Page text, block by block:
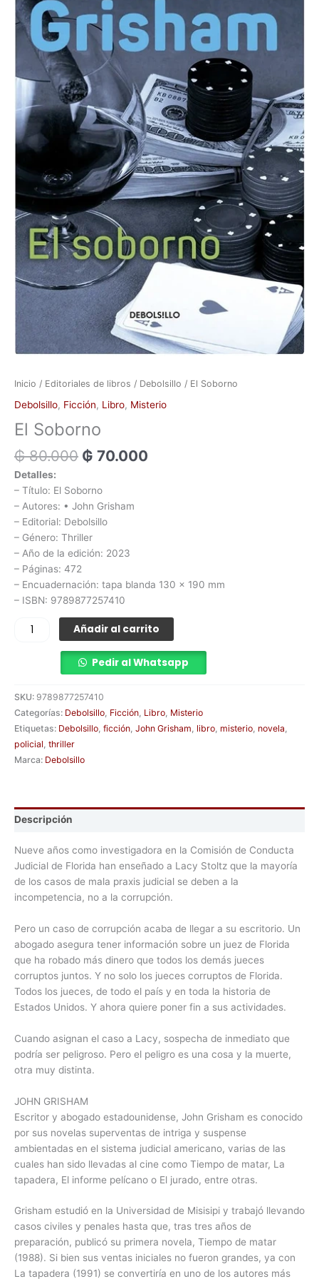
Inicio / Editoriales de libros / Debolsillo / El Soborno
Debolsillo, Ficción, Libro, Misterio
El Soborno
₲80.000 ₲ 70.000
Detalles:
– Título: El Soborno
– Autores: • John Grisham
– Editorial: Debolsillo
– Género: Thriller
– Año de la edición: 2023
– Páginas: 472
– Encuadernación: tapa blanda 130 x 190 mm
– ISBN: 9789877257410
Añadir al carrito
Pedir al Whatsapp
SKU: 9789877257410
Categorías: Debolsillo Ficción Libro Misterio
Etiquetas: Debolsillo ficción John Grisham libro misterio novela
policial thriller
Marca: Debolsillo
Descripción
Nueve años como investigadora en la Comisión de Conducta
Judicial de Florida han enseñado a Lacy Stoltz que la mayoría
de los casos de mala praxis judicial se deben a la
incompetencia, no a la corrupción.
Pero un caso de corrupción acaba de llegar a su escritorio. Un
abogado asegura tener información sobre un juez de Florida
que ha robado más dinero que todos los demás jueces
corruptos juntos. Y no solo los jueces corruptos de Florida.
Todos los jueces, de todo el país y en toda la historia de
Estados Unidos. Y ahora quiere poner fin a sus actividades.
Cuando asignan el caso a Lacy, sospecha de inmediato que
podría ser peligroso. Pero el peligro es una cosa y la muerte,
otra muy distinta.
JOHN GRISHAM
Escritor y abogado estadounidense, John Grisham es conocido
por sus novelas superventas de intriga y suspense
ambientadas en el sistema judicial americano, varias de las
cuales han sido llevadas al cine como Tiempo de matar, La
tapadera, El informe pelícano o El jurado, entre otras.
Grisham estudió en la Universidad de Misisipi y trabajó llevando
casos civiles y penales hasta que, tras tres años de
preparación, publicó su primera novela, Tiempo de matar
(1988). Si bien sus ventas iniciales no fueron grandes, ya con
La tapadera (1991) se convertiría en uno de los autores más